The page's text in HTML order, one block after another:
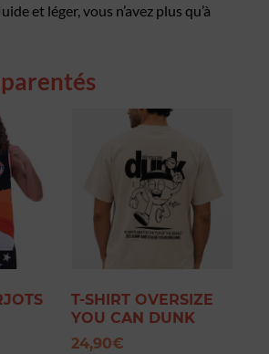
et léger, vous n’avez plus qu’à
T-SHIRT OVERSIZE
YOU CAN DUNK
24,90€